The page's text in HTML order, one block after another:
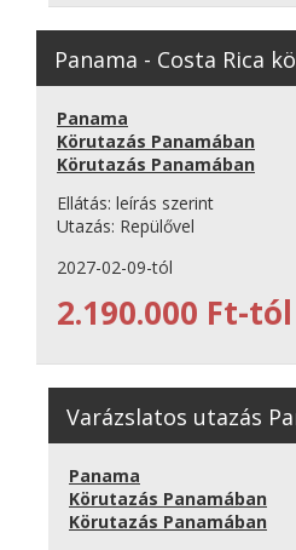
Panama - Costa Rica
Panama
Körutazás Panamában
Körutazás Panamában
Ellátás: leírás szerint
Utazás: Repülővel
2027-02-09-tól
2.190.000 Ft-tól
Varázslatos utazás
Panama
Körutazás Panamában
Körutazás Panamában